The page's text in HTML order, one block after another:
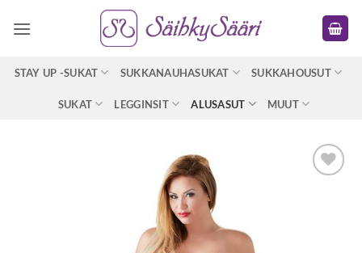
STAY UP -SUKAT SUKKANAUHASUKAT SUKKAHOUSUT
SUKAT LEGGINSIT ALUSASUT MUUT